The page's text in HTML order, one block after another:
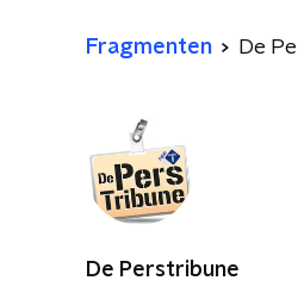
Fragmenten De
De Perstribune